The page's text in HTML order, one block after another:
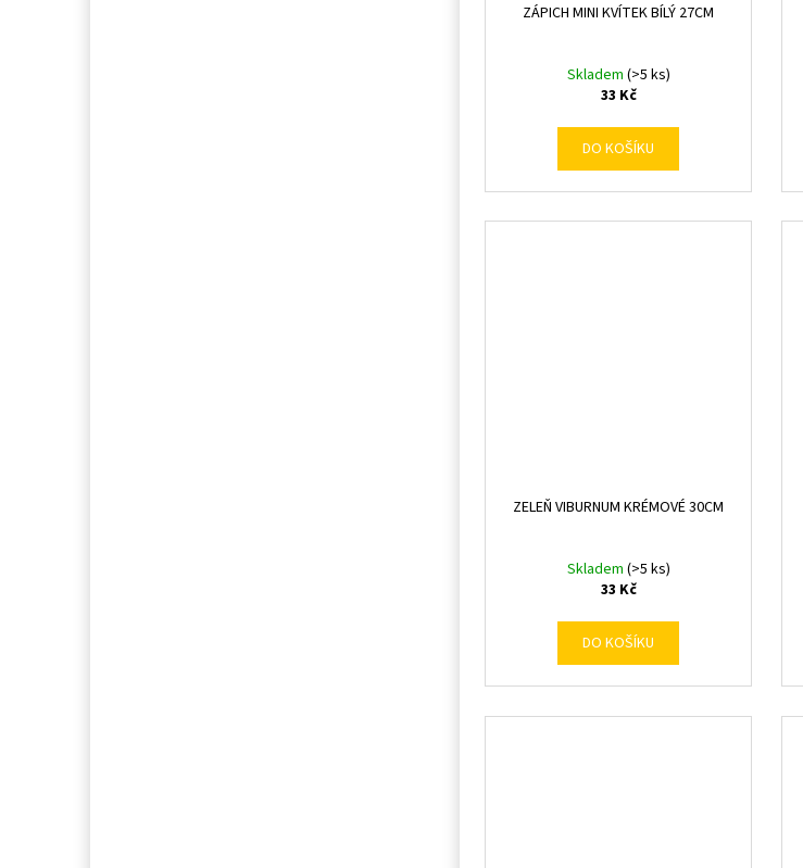
ZÁPICH MINI KVÍTEK BÍLÝ 27CM
Skladem (>5 ks)
33 Kč
DO KOŠÍKU
ZELEŇ VIBURNUM KRÉMOVÉ 30CM
Skladem (>5 ks)
33 Kč
DO KOŠÍKU